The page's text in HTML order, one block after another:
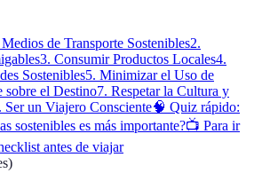
de Transporte Sostenibles2.
3. Consumir Productos Locales4.
Sostenibles5. Minimizar el Uso de
sobre el Destino7. Respetar la Cultura y
Ser un Viajero Consciente🧠 Quiz rápido:
sostenibles es más importante?📺 Para ir
antes de viajar
)